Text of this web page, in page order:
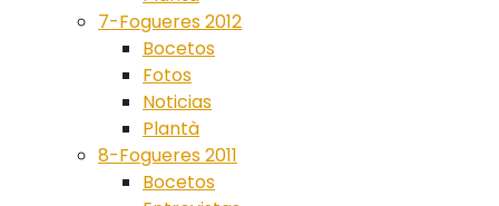
7-Fogueres 2012
Bocetos
Fotos
Noticias
Plantà
8-Fogueres 2011
Bocetos